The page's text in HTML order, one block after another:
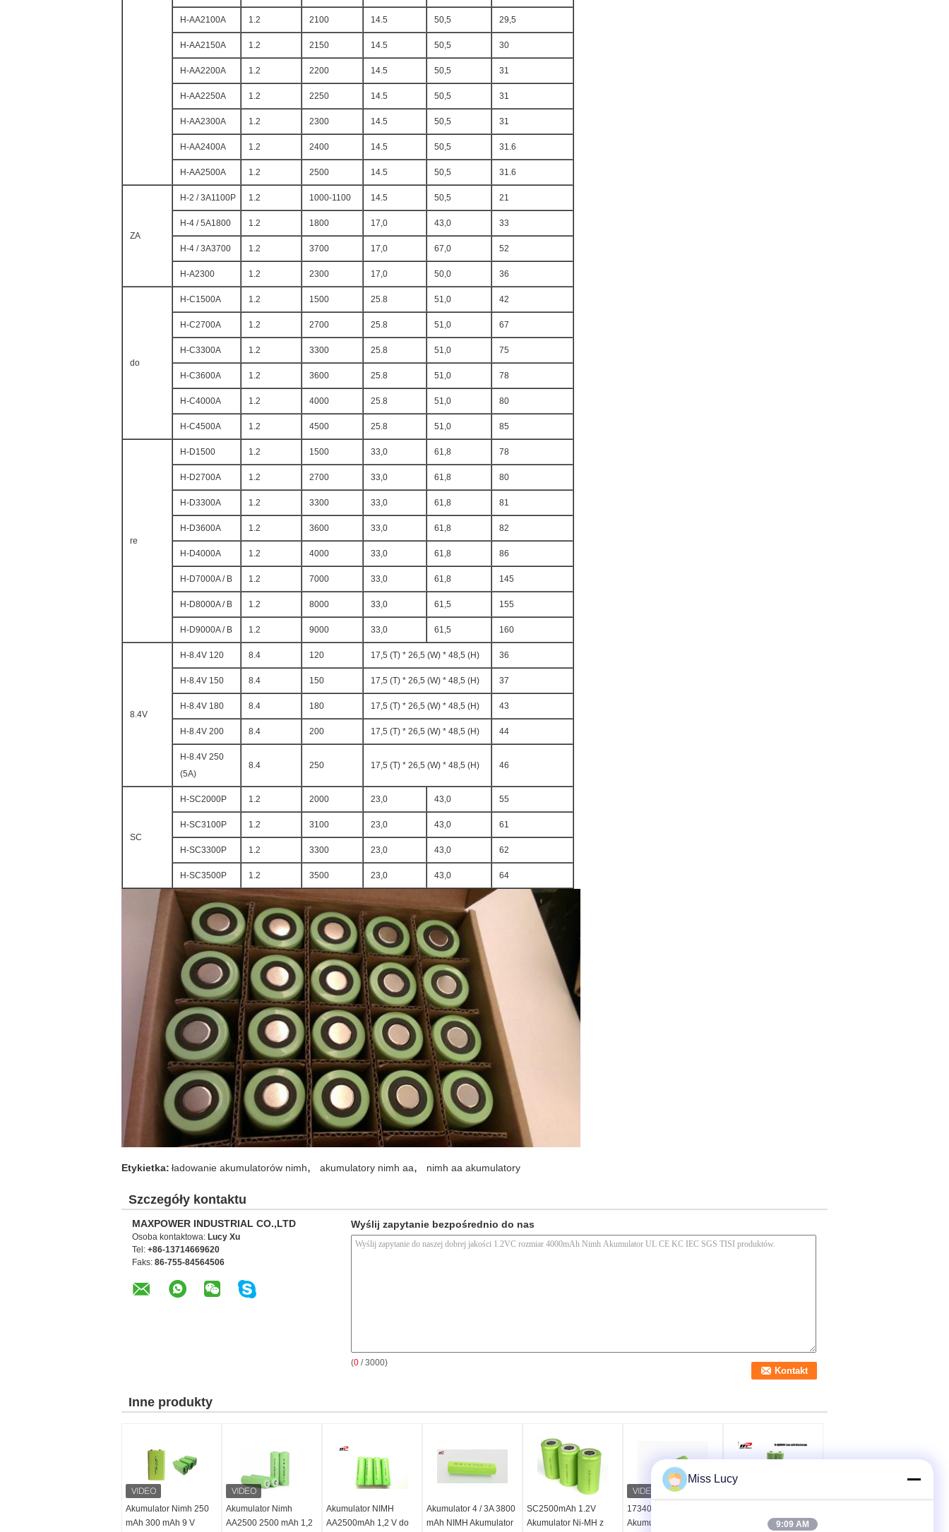
H-AA2100A 1.2 2100 14.5 50,5 29,5
H-AA2150A 1.2 2150 14.5 50,5 30
H-AA2200A 1.2 2200 14.5 50,5 31
H-AA2250A 1.2 2250 14.5 50,5 31
H-AA2300A 1.2 2300 14.5 50,5 31
H-AA2400A 1.2 2400 14.5 50,5 31.6
H-AA2500A 1.2 2500 14.5 50,5 31.6
ZA
H-2 / 3A1100P 1.2 1000-1100 14.5 50,5 21
H-4 / 5A1800 1.2 1800 17,0 43,0 33
H-4 / 3A3700 1.2 3700 17,0 67,0 52
H-A2300 1.2 2300 17,0 50,0 36
do
H-C1500A 1.2 1500 25.8 51,0 42
H-C2700A 1.2 2700 25.8 51,0 67
H-C3300A 1.2 3300 25.8 51,0 75
H-C3600A 1.2 3600 25.8 51,0 78
H-C4000A 1.2 4000 25.8 51,0 80
H-C4500A 1.2 4500 25.8 51,0 85
re
H-D1500 1.2 1500 33,0 61,8 78
H-D2700A 1.2 2700 33,0 61,8 80
H-D3300A 1.2 3300 33,0 61,8 81
H-D3600A 1.2 3600 33,0 61,8 82
H-D4000A 1.2 4000 33,0 61,8 86
H-D7000A / B 1.2 7000 33,0 61,8 145
H-D8000A / B 1.2 8000 33,0 61,5 155
H-D9000A / B 1.2 9000 33,0 61,5 160
8.4V
H-8.4V 120 8.4 120 17,5 (T) * 26,5 (W) * 48,5 (H) 36
H-8.4V 150 8.4 150 17,5 (T) * 26,5 (W) * 48,5 (H) 37
H-8.4V 180 8.4 180 17,5 (T) * 26,5 (W) * 48,5 (H) 43
H-8.4V 200 8.4 200 17,5 (T) * 26,5 (W) * 48,5 (H) 44
H-8.4V 250
(5A)
8.4 250 17,5 (T) * 26,5 (W) * 48,5 (H) 46
SC
H-SC2000P 1.2 2000 23,0 43,0 55
H-SC3100P 1.2 3100 23,0 43,0 61
H-SC3300P 1.2 3300 23,0 43,0 62
H-SC3500P 1.2 3500 23,0 43,0 64
Etykietka: ładowanie akumulatorów nimh, akumulatory nimh aa, nimh aa akumulatory
Szczegóły kontaktu
MAXPOWER INDUSTRIAL CO.,LTD
Osoba kontaktowa: Lucy Xu
Tel: +86-13714669620
Faks: 86-755-84564506
Wyślij zapytanie bezpośrednio do nas
(0 / 3000)
Inne produkty
Akumulator Nimh 250
mAh 300 mAh 9 V
Akumulator Nimh
AA2500 2500 mAh 1,2
Akumulator NIMH
AA2500mAh 1,2 V do
Akumulator 4 / 3A 3800
mAh NIMH Akumulator
SC2500mAh 1.2V
Akumulator Ni-MH z
17340 NiMH
Akumulator ładowalny
Akumulatory 1,2 V AAA
Miss Lucy
9:09 AM